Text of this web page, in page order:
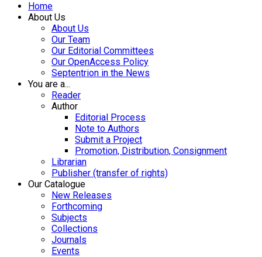
Home
About Us
About Us
Our Team
Our Editorial Committees
Our OpenAccess Policy
Septentrion in the News
You are a...
Reader
Author
Editorial Process
Note to Authors
Submit a Project
Promotion, Distribution, Consignment
Librarian
Publisher (transfer of rights)
Our Catalogue
New Releases
Forthcoming
Subjects
Collections
Journals
Events